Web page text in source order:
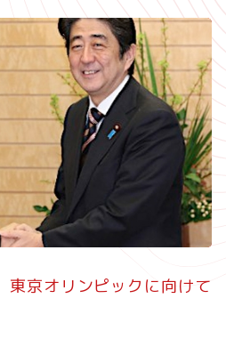
東京オリンピックに向けて